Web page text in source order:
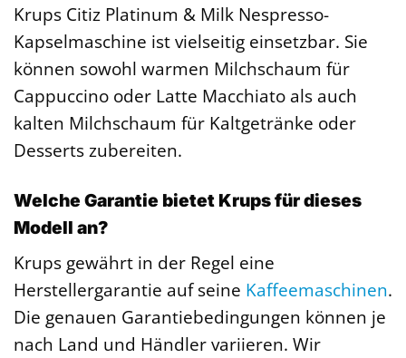
Krups Citiz Platinum & Milk Nespresso-
Kapselmaschine ist vielseitig einsetzbar. Sie
können sowohl warmen Milchschaum für
Cappuccino oder Latte Macchiato als auch
kalten Milchschaum für Kaltgetränke oder
Desserts zubereiten.
Welche Garantie bietet Krups für dieses
Modell an?
Krups gewährt in der Regel eine
Herstellergarantie auf seine Kaffeemaschinen.
Die genauen Garantiebedingungen können je
nach Land und Händler variieren. Wir